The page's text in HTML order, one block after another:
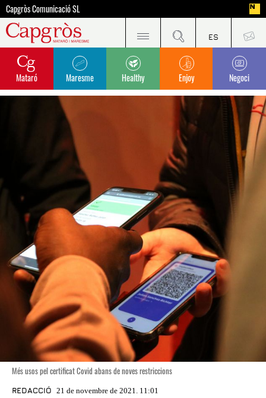
Capgròs Comunicació SL
Mataró Maresme Healthy Enjoy Negoci
Més usos pel certificat Covid abans de noves restriccions
REDACCIÓ 21 de novembre de 2021. 11:01